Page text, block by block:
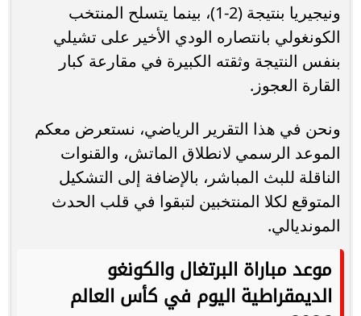
ونيجيريا بنتيجة (2-1)، بينما يتسلح المنتخب
الكونغولي بانتصاره الودي الأخير على تشيلي
بنفس النتيجة وثقته الكبيرة في مقارعة كبار
القارة العجوز.
ونحن في هذا التقرير الرياضي، نستعرض معكم
الموعد الرسمي لانطلاق الماتش، والقنوات
الناقلة للبث المباشر، بالإضافة إلى التشكيل
المتوقع لكلا المنتخبين لتبقوا في قلب الحدث
المونديالي.
موعد مباراة البرتغال والكونغو
الديمقراطية اليوم في كأس العالم